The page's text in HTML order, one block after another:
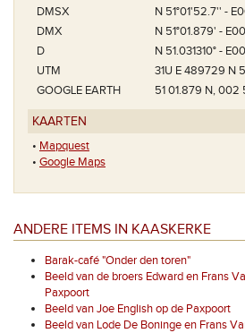
DMSX
N 51°01'52.7'' -
DMX
N 51°01.879' -
D
N 51.031310° -
UTM
31U E 489729 N
GOOGLE EARTH
51 01.879 N, 002
KAARTEN
• Mapquest
• Google Maps
ANDERE ITEMS IN KAASKERKE
Barak-café "Onder den toren"
Beeld van de broers Edward en Frans
Paxpoort
Beeld van Joe English op de Paxpoort
Beeld van Lode De Boninge en Frans